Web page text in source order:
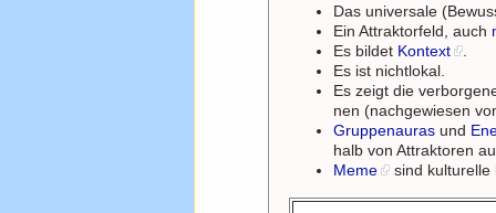
Das universale
Ein Attraktorfeld, auch
Es bildet Kontext
Es ist nichtlokal.
Es zeigt die
nen (nachgewiesen
Gruppenauras und
halb von Attraktoren
Meme
sind kulturelle